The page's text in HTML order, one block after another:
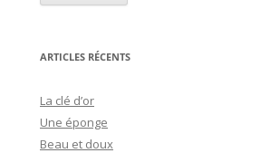
ARTICLES RÉCENTS
La clé d’or
Une éponge
Beau et doux